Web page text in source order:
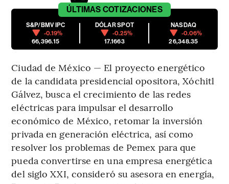
ÚLTIMAS COTIZACIONES
S&P/BMV IPC
-0.19%
66,396.15
DÓLAR SPOT
-0.25%
17.1663
NASDAQ
-0.06%
26,348.35
Ciudad de México — El proyecto energético
de la candidata presidencial opositora, Xóchitl
Gálvez, busca el crecimiento de las redes
eléctricas para impulsar el desarrollo
económico de México, retomar la inversión
privada en generación eléctrica, así como
resolver los problemas de Pemex para que
pueda convertirse en una empresa energética
del siglo XXI, consideró su asesora en energía,